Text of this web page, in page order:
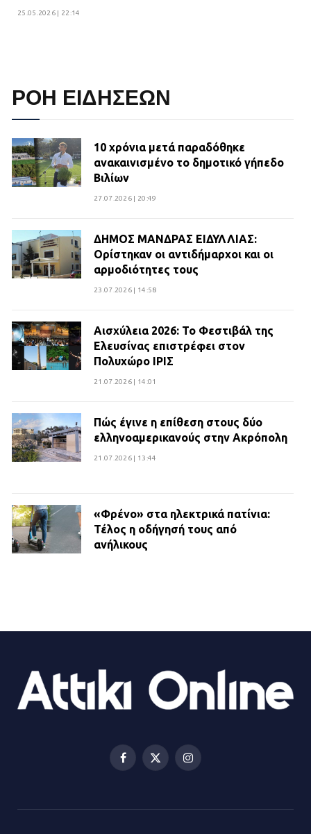
25.05.2026 | 22:14
ΡΟΗ ΕΙΔΗΣΕΩΝ
10 χρόνια μετά παραδόθηκε
ανακαινισμένο το δημοτικό γήπεδο
Βιλίων
27.07.2026 | 20:49
ΔΗΜΟΣ ΜΑΝΔΡΑΣ ΕΙΔΥΛΛΙΑΣ:
Ορίστηκαν οι αντιδήμαρχοι και οι
αρμοδιότητες τους
23.07.2026 | 14:58
Αισχύλεια 2026: Το Φεστιβάλ της
Ελευσίνας επιστρέφει στον
Πολυχώρο ΙΡΙΣ
21.07.2026 | 14:01
Πώς έγινε η επίθεση στους δύο
ελληνοαμερικανούς στην Ακρόπολη
21.07.2026 | 13:44
«Φρένο» στα ηλεκτρικά πατίνια:
Τέλος η οδήγησή τους από
ανήλικους
Βριλήσσια: Αυτοκίνητο έσπασε
τζαμαρία και μπήκε μέσα σε μαγαζί
Facebook
X
Instagram